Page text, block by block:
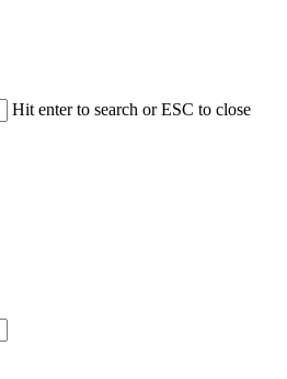
Hit enter to search or ESC to close